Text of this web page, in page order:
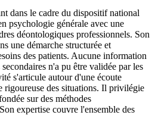
dans le cadre du dispositif national
psychologie générale avec une
déontologiques professionnels. Son
une démarche structurée et
des patients. Aucune information
n'a pu être validée par les
s'articule autour d'une écoute
rigoureuse des situations. Il privilégie
sur des méthodes
expertise couvre l'ensemble des